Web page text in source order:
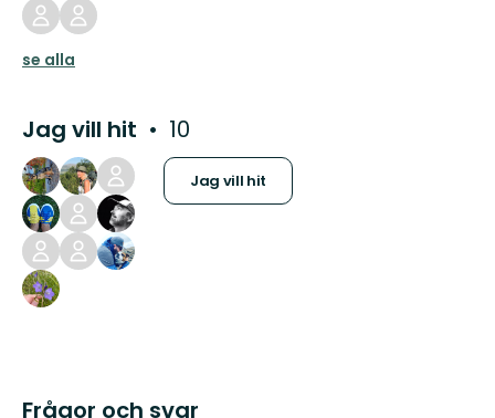
se alla
Jag vill hit 10
Jag vill hit
Frågor och svar